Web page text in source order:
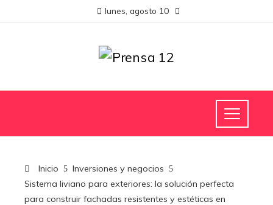
lunes, agosto 10
Inicio
Inversiones y negocios
Sistema liviano para exteriores: la solución perfecta
para construir fachadas resistentes y estéticas en